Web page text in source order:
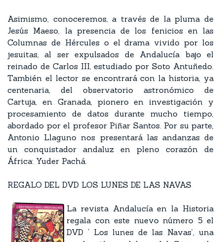
Asimismo, conoceremos, a través de la pluma de
Jesús Maeso, la presencia de los fenicios en las
Columnas de Hércules o el drama vivido por los
jesuitas, al ser expulsados de Andalucía bajo el
reinado de Carlos III, estudiado por Soto Antuñedo.
También el lector se encontrará con la historia, ya
centenaria, del observatorio astronómico de
Cartuja, en Granada, pionero en investigación y
procesamiento de datos durante mucho tiempo,
abordado por el profesor Piñar Santos. Por su parte,
Antonio Llaguno nos presentará las andanzas de
un conquistador andaluz en pleno corazón de
África: Yuder Pachá.
REGALO DEL DVD LOS LUNES DE LAS NAVAS
La revista Andalucía en la Historia
regala con este nuevo número 5 el
DVD ‘ Los lunes de las Navas’, una